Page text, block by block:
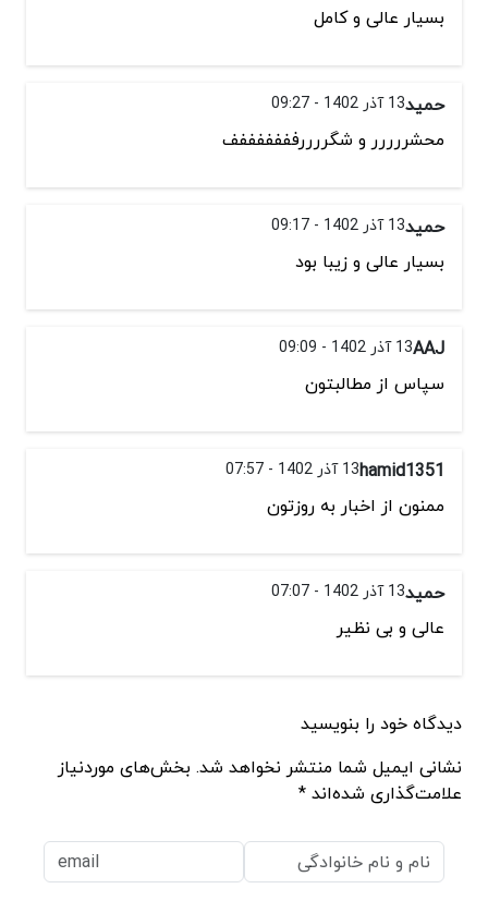
بسیار عالی و کامل
حمید13 آذر 1402 - 09:27
محشررررر و شگررررفففففففف
حمید13 آذر 1402 - 09:17
بسیار عالی و زیبا بود
AAJ13 آذر 1402 - 09:09
سپاس از مطالبتون
hamid135113 آذر 1402 - 07:57
ممنون از اخبار به روزتون
حمید13 آذر 1402 - 07:07
عالی و بی نظیر
دیدگاه خود را بنویسید
نشانی ایمیل شما منتشر نخواهد شد. بخش‌های موردنیاز
علامت‌گذاری شده‌اند *